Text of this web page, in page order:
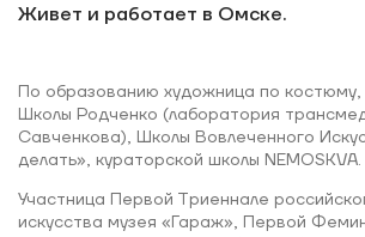
Живет и работает в Омске.
По образованию художница по костюму,
Школы Родченко (лаборатория
Савченкова), Школы Вовлеченного
делать», кураторской школы NEMOSKVA.
Участница Первой Триеннале
искусства музея «Гараж», Первой